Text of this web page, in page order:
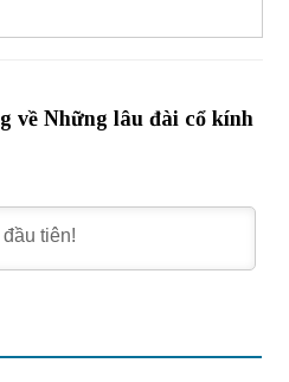
về Những lâu đài cổ kính